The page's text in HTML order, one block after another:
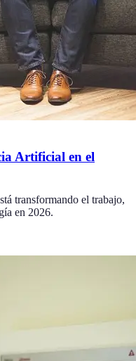
Artificial en el
transformando el trabajo,
en 2026.